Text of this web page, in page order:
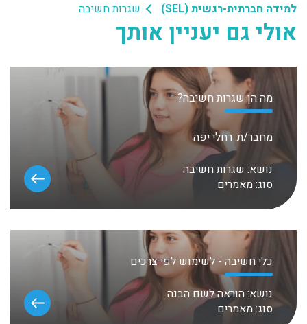
למידה חברתית-רגשית (SEL)
שגרות חשיבה
אולי גם יעניין אותך
מה הן שגרות חשיבה?
מחבר/ת:רחלי יפה
נושא: שגרות חשיבה
סוג:מאמרים
כלי חשיבה - לשימוש לפי צרכים
נושא:הוראה לשם הבנה
סוג:מאמרים